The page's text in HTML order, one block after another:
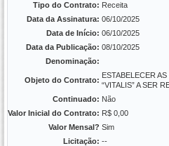
Tipo do Contrato: Receita
Data da Assinatura: 06/10/2025
Data de Início: 06/10/2025
Data da Publicação: 08/10/2025
Denominação:
Objeto do Contrato:
ESTABELECER
“VITALIS” A SER
Continuado: Não
Valor Inicial do Contrato: R$ 0,00
Valor Mensal? Sim
Licitação: --